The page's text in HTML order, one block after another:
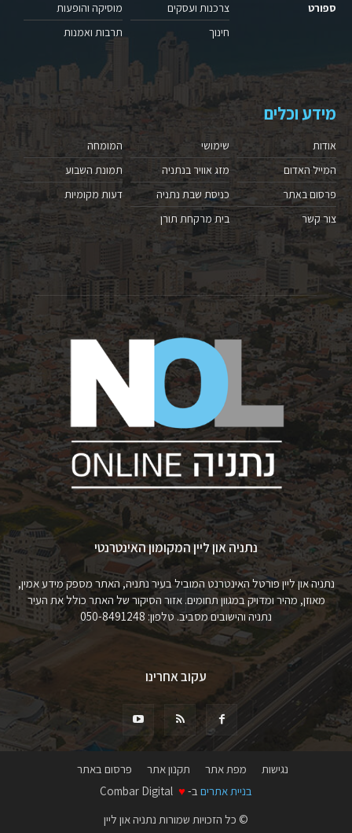
ספורט
צרכנות ועסקים
חינוך
מוסיקה והופעות
תרבות ואמנות
מידע וכלים
אודות
המייל האדום
פרסום באתר
צור קשר
שימושי
מזג אוויר בנתניה
כניסת שבת נתניה
בית מרקחת תורן
המומחה
תמונת השבוע
דעות מקומיות
נתניה און ליין המקומון האינטרנטי
נתניה און ליין פורטל האינטרנט המוביל בעיר נתניה, האתר מספק מידע אמין,
מאוזן, מהיר ומדויק במגוון תחומים. אזור הסיקור של האתר כולל את העיר
נתניה והישובים מסביב. טלפון: 050-8491248
עקוב אחרינו
נגישות מפת אתר תקנון אתר
פרסום באתר
בניית אתרים ב- ♥
© כל הזכויות שמורות נתניה און ליין